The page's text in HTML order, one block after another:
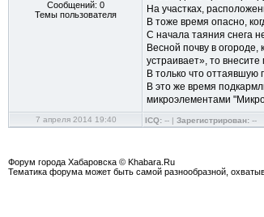
Сообщений: 0
Темы пользователя
На участках,
В тоже время опасно,
С начала таяния снега
Весной почву в огороде,
устраивает», то
В только что
В это же время
микроэлементами
7 апреля 2014 19:40 ICQ: -- | Зарегистрирован: --
Форум города Хабаровска © Khabara.Ru
Тематика форума может быть самой разнообразной,